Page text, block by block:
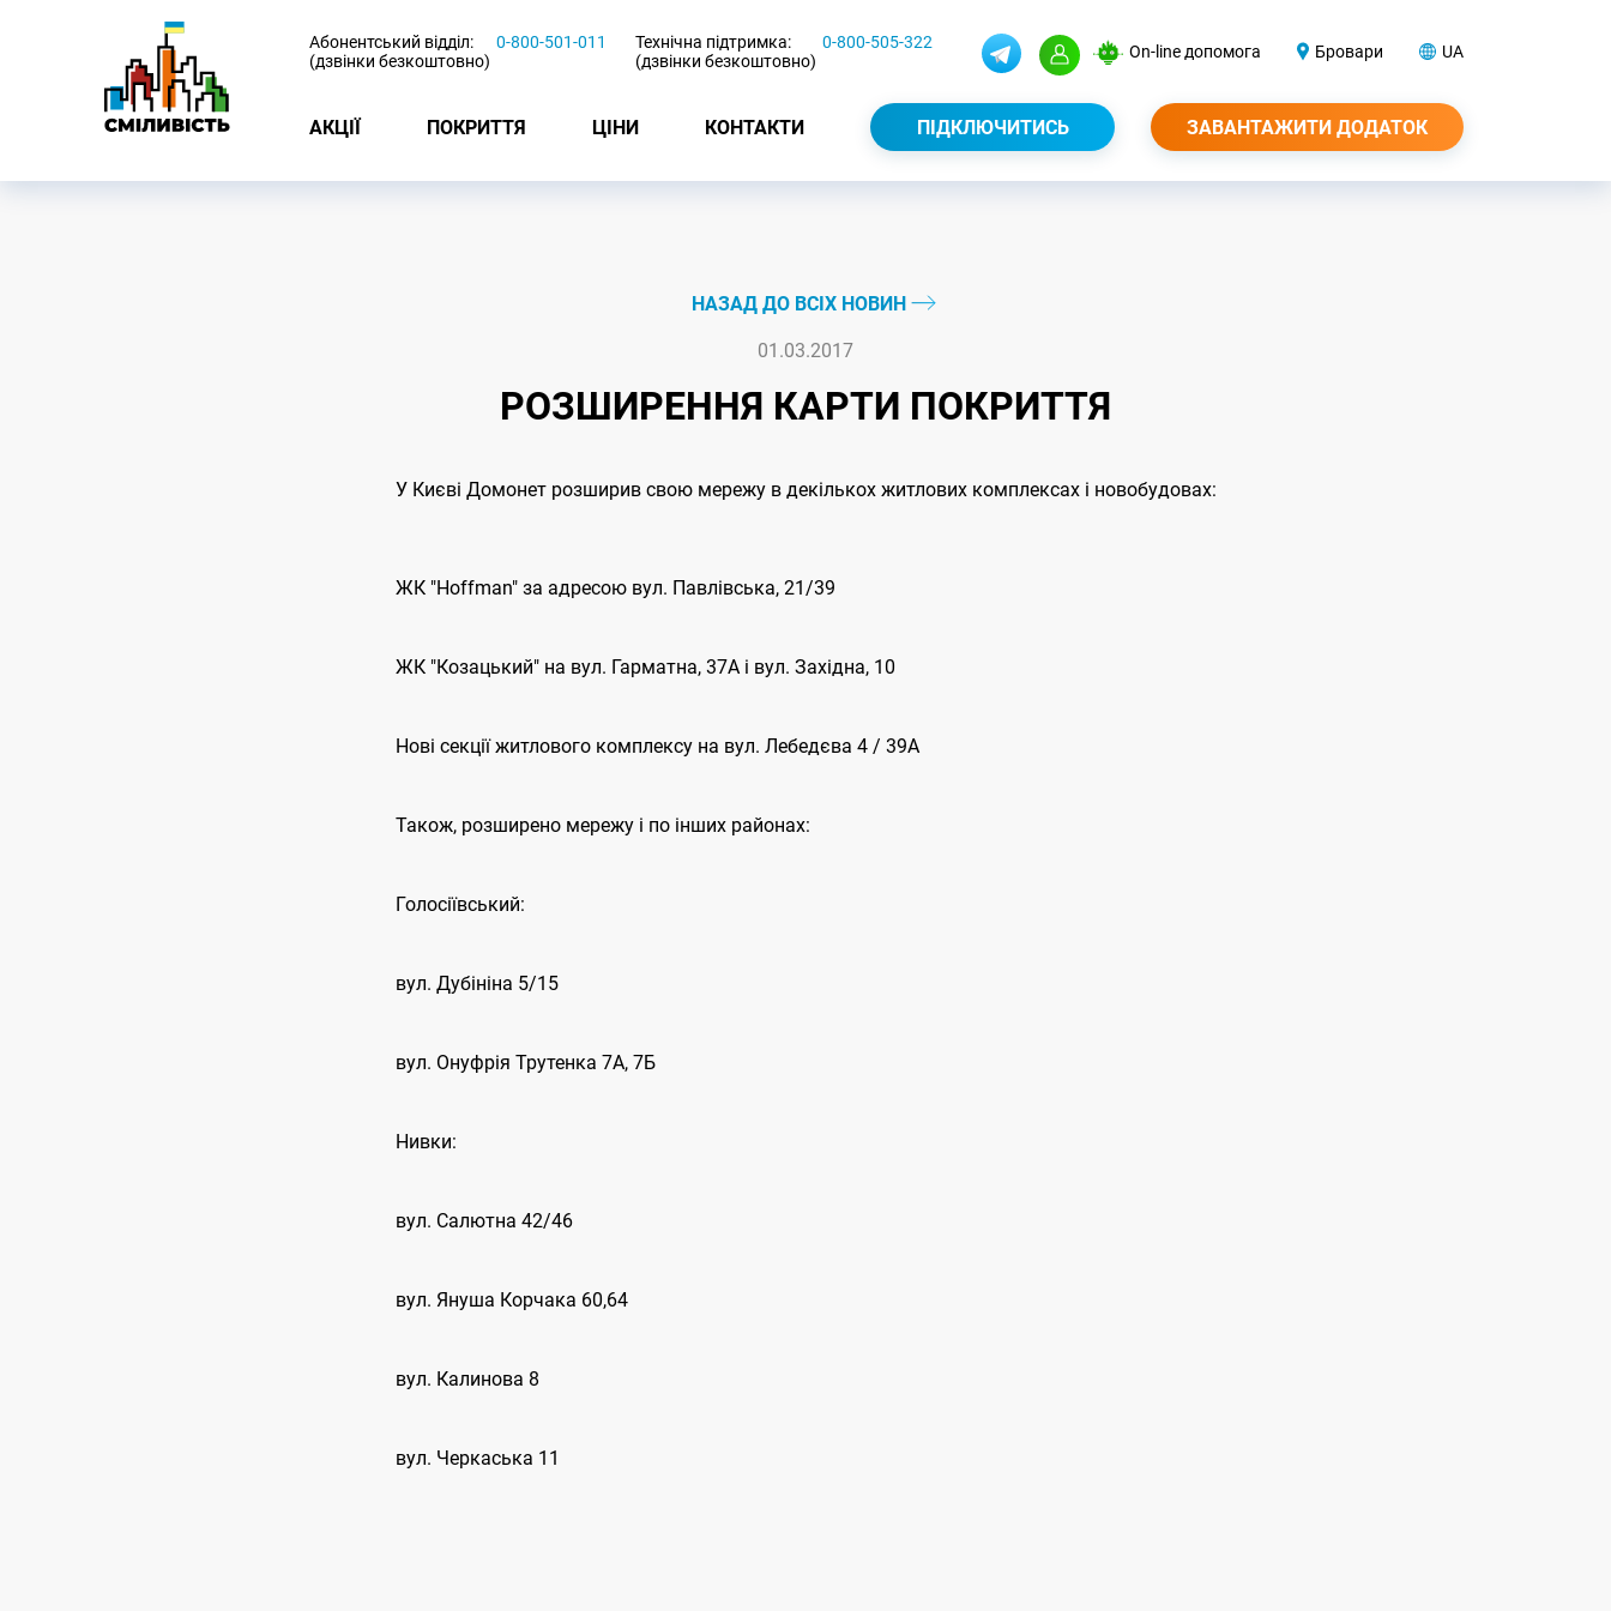
Абонентський відділ:
(дзвінки безкоштовно)
0-800-501-011
Технічна підтримка:
(дзвінки безкоштовно)
0-800-505-322 On-line допомога Бровари UA
АКЦІЇ ПОКРИТТЯ ЦІНИ КОНТАКТИ ПІДКЛЮЧИТИСЬ ЗАВАНТАЖИТИ ДОДАТОК
НАЗАД ДО ВСІХ НОВИН
01.03.2017
РОЗШИРЕННЯ КАРТИ ПОКРИТТЯ
У Києві Домонет розширив свою мережу в декількох житлових комплексах і новобудовах:
ЖК "Hoffman" за адресою вул. Павлівська, 21/39
ЖК "Козацький" на вул. Гарматна, 37А і вул. Західна, 10
Нові секції житлового комплексу на вул. Лебедєва 4 / 39А
Також, розширено мережу і по інших районах:
Голосіївський:
вул. Дубініна 5/15
вул. Онуфрія Трутенка 7А, 7Б
Нивки:
вул. Салютна 42/46
вул. Януша Корчака 60,64
вул. Калинова 8
вул. Черкаська 11